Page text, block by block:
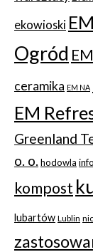
ekowioski
Ogród
ceramika EM NA
EM
Greenland
o. o.hodowla
kompost
lubartów Lublin